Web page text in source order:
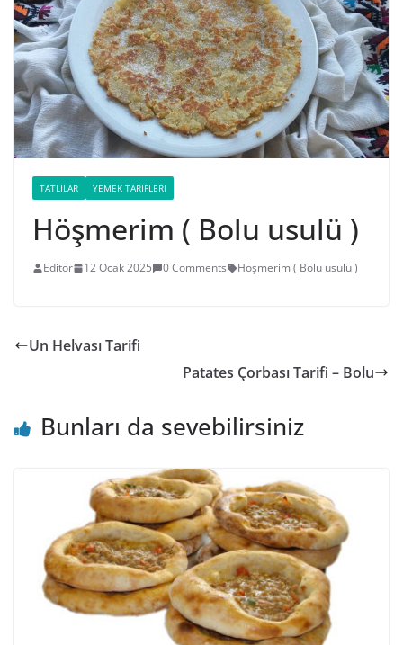
TATLILAR YEMEK TARIFLERI
Höşmerim ( Bolu usulü )
Editör 12 Ocak 2025 0 Comments Höşmerim ( Bolu usulü )
Un Helvası Tarifi
Patates Çorbası Tarifi – Bolu
Bunları da sevebilirsiniz